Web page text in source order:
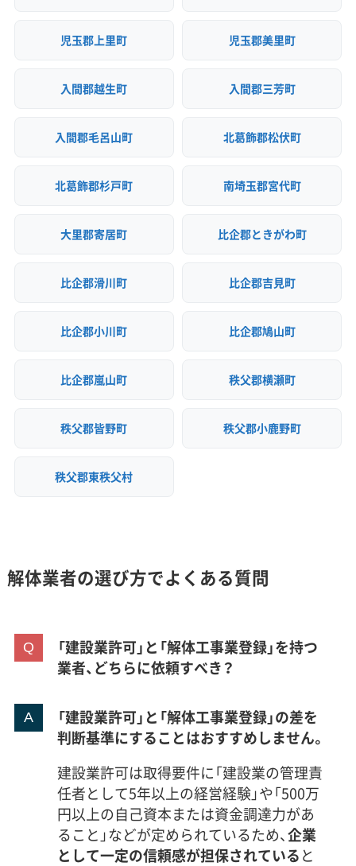
児玉郡上里町 児玉郡美里町
入間郡越生町 入間郡三芳町
入間郡毛呂山町 北葛飾郡松伏町
北葛飾郡杉戸町 南埼玉郡宮代町
大里郡寄居町 比企郡ときがわ町
比企郡滑川町 比企郡吉見町
比企郡小川町 比企郡鳩山町
比企郡嵐山町 秩父郡横瀬町
秩父郡皆野町 秩父郡小鹿野町
秩父郡東秩父村
解体業者の選び方でよくある質問
「建設業許可」と「解体工事業登録」を持つ
業者、どちらに依頼すべき？
「建設業許可」と「解体工事業登録」の差を
判断基準にすることはおすすめしません。
建設業許可は取得要件に「建設業の管理責
任者として5年以上の経営経験」や「500万
円以上の自己資本または資金調達力があ
ること」などが定められているため、企業
として一定の信頼感が担保されていると